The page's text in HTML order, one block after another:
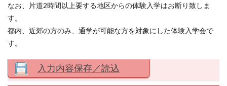
なお、片道2時間以上要する地区からの体験入学はお断り致しま
す。
都内、近郊の方のみ、通学が可能な方を対象にした体験入学会で
す。